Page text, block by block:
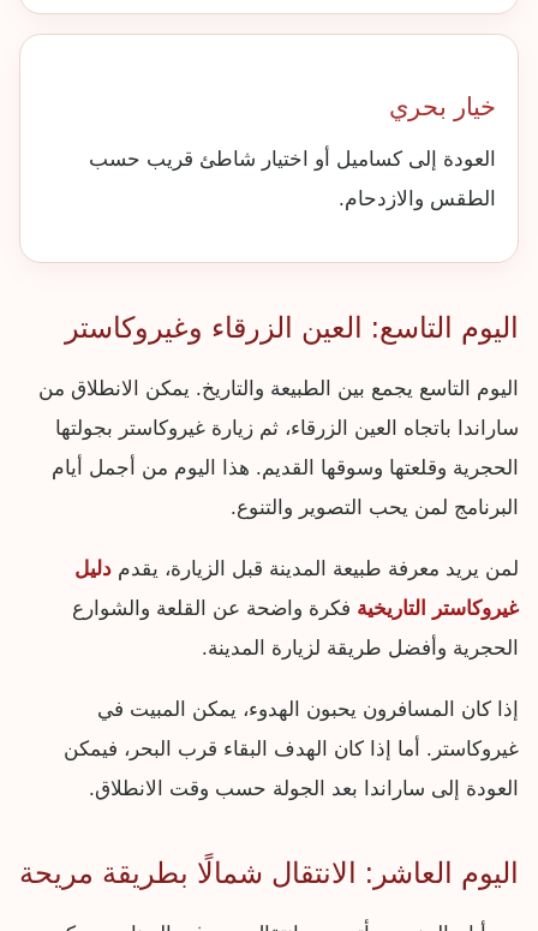
خيار بحري
العودة إلى كساميل أو اختيار شاطئ قريب حسب
الطقس والازدحام.
اليوم التاسع: العين الزرقاء وغيروكاستر
اليوم التاسع يجمع بين الطبيعة والتاريخ. يمكن الانطلاق من
ساراندا باتجاه العين الزرقاء، ثم زيارة غيروكاستر بجولتها
الحجرية وقلعتها وسوقها القديم. هذا اليوم من أجمل أيام
البرنامج لمن يحب التصوير والتنوع.
لمن يريد معرفة طبيعة المدينة قبل الزيارة، يقدم دليل
غيروكاستر التاريخية فكرة واضحة عن القلعة والشوارع
الحجرية وأفضل طريقة لزيارة المدينة.
إذا كان المسافرون يحبون الهدوء، يمكن المبيت في
غيروكاستر. أما إذا كان الهدف البقاء قرب البحر، فيمكن
العودة إلى ساراندا بعد الجولة حسب وقت الانطلاق.
اليوم العاشر: الانتقال شمالًا بطريقة مريحة